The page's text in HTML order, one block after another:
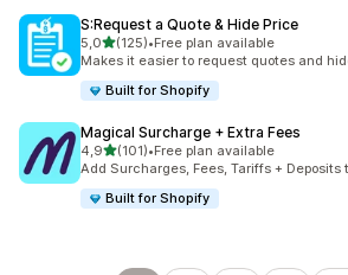
S:Request a Quote & Hide Price
5,0/ 5 tähteä
(125)
125 arvostelua yhteensä
•Free plan available
Makes it easier to request quotes and
Built for Shopify
Magical Surcharge + Extra Fees
4,9/ 5 tähteä
(101)
101 arvostelua yhteensä
•Free plan available
Add Surcharges, Fees, Tariffs + Deposits
Built for Shopify